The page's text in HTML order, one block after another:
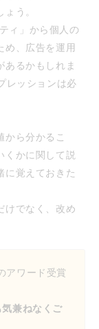
う。
ィ」から個人の
め、広告を運用
あるかもしれま
レッションは必
ら分かるこ
くかに関して説
に覚えておきた
けでなく、改め
アワード受賞
兼ねなくご